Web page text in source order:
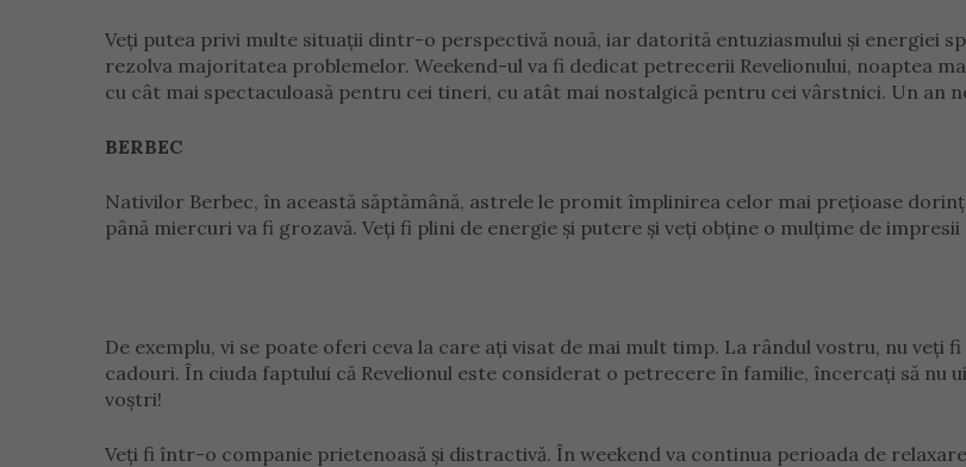
Veți putea privi multe situații dintr-o perspectivă nouă, iar datorită entuziasmului și energiei
rezolva majoritatea problemelor. Weekend-ul va fi dedicat petrecerii Revelionului, noaptea
cu cât mai spectaculoasă pentru cei tineri, cu atât mai nostalgică pentru cei vârstnici. Un an
BERBEC
Nativilor Berbec, în această săptămână, astrele le promit împlinirea celor mai prețioase
până miercuri va fi grozavă. Veți fi plini de energie și putere și veți obține o mulțime de impresii
De exemplu, vi se poate oferi ceva la care ați visat de mai mult timp. La rândul vostru, nu veți
cadouri. În ciuda faptului că Revelionul este considerat o petrecere în familie, încercați să nu
voștri!
Veți fi într-o companie prietenoasă și distractivă. În weekend va continua perioada de